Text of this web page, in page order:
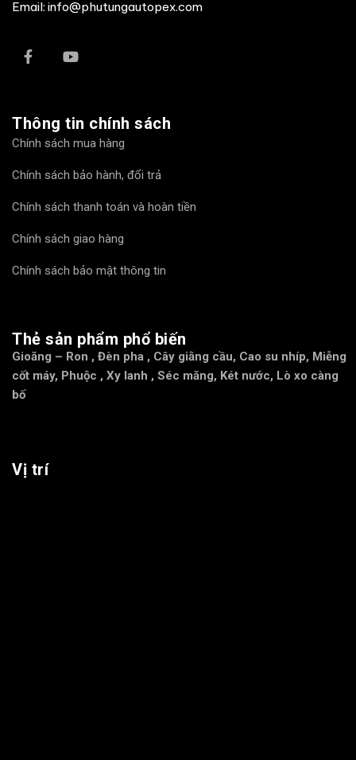
Email: info@phutungautopex.com
Thông tin chính sách
Chính sách mua hàng
Chính sách bảo hành, đổi trả
Chính sách thanh toán và hoàn tiền
Chính sách giao hàng
Chính sách bảo mật thông tin
Thẻ sản phẩm phổ biến
Gioăng – Ron , Đèn pha , Cây giằng cầu, Cao su nhíp, Miễng
cốt máy, Phuộc , Xy lanh , Séc măng, Két nước, Lò xo càng
bố
Vị trí